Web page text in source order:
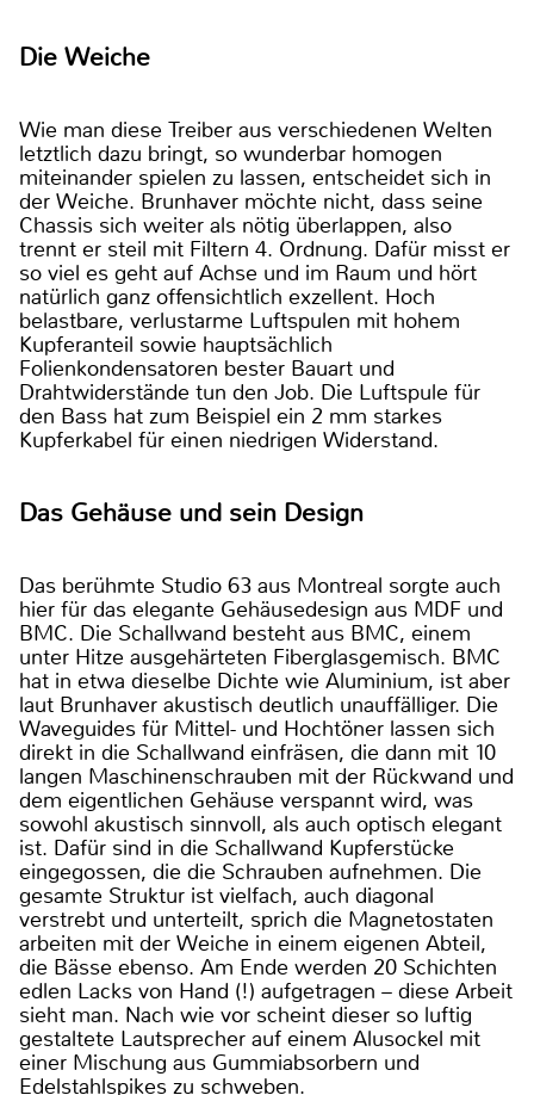
Die Weiche
Wie man diese Treiber aus verschiedenen Welten
letztlich dazu bringt, so wunderbar homogen
miteinander spielen zu lassen, entscheidet sich in
der Weiche. Brunhaver möchte nicht, dass seine
Chassis sich weiter als nötig überlappen, also
trennt er steil mit Filtern 4. Ordnung. Dafür misst er
so viel es geht auf Achse und im Raum und hört
natürlich ganz offensichtlich exzellent. Hoch
belastbare, verlustarme Luftspulen mit hohem
Kupferanteil sowie hauptsächlich
Folienkondensatoren bester Bauart und
Drahtwiderstände tun den Job. Die Luftspule für
den Bass hat zum Beispiel ein 2 mm starkes
Kupferkabel für einen niedrigen Widerstand.
Das Gehäuse und sein Design
Das berühmte Studio 63 aus Montreal sorgte auch
hier für das elegante Gehäusedesign aus MDF und
BMC. Die Schallwand besteht aus BMC, einem
unter Hitze ausgehärteten Fiberglasgemisch. BMC
hat in etwa dieselbe Dichte wie Aluminium, ist aber
laut Brunhaver akustisch deutlich unauffälliger. Die
Waveguides für Mittel- und Hochtöner lassen sich
direkt in die Schallwand einfräsen, die dann mit 10
langen Maschinenschrauben mit der Rückwand und
dem eigentlichen Gehäuse verspannt wird, was
sowohl akustisch sinnvoll, als auch optisch elegant
ist. Dafür sind in die Schallwand Kupferstücke
eingegossen, die die Schrauben aufnehmen. Die
gesamte Struktur ist vielfach, auch diagonal
verstrebt und unterteilt, sprich die Magnetostaten
arbeiten mit der Weiche in einem eigenen Abteil,
die Bässe ebenso. Am Ende werden 20 Schichten
edlen Lacks von Hand (!) aufgetragen – diese Arbeit
sieht man. Nach wie vor scheint dieser so luftig
gestaltete Lautsprecher auf einem Alusockel mit
einer Mischung aus Gummiabsorbern und
Edelstahlspikes zu schweben.